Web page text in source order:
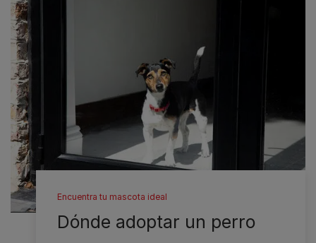
Encuentra tu mascota ideal
Dónde adoptar un perro